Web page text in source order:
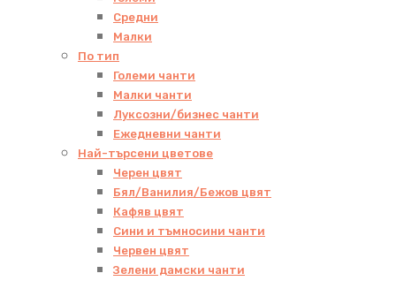
Средни
Малки
По тип
Големи чанти
Малки чанти
Луксозни/бизнес чанти
Ежедневни чанти
Най-търсени цветове
Черен цвят
Бял/Ванилия/Бежов цвят
Кафяв цвят
Сини и тъмносини чанти
Червен цвят
Зелени дамски чанти